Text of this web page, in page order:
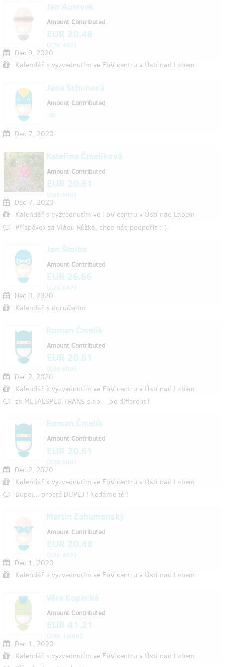
Jan Auervek
Dec 9, 2020
Kalendář s vyzvednutím ve FbV centru v Ústí nad Labem
Amount Contributed
EUR 20.48
(CZK 497)
Jana Schönová
Dec 7, 2020
Amount Contributed
Kateřina Čmelíková
Dec 7, 2020
Kalendář s vyzvednutím ve FbV centru v Ústí nad Labem
Příspěvek za Vláďu Růžka, chce nás podpořit :-)
Amount Contributed
EUR 20.61
(CZK 500)
Jan Štolba
Dec 3, 2020
Kalendář s doručením
Amount Contributed
EUR 26.66
(CZK 647)
Roman Čmelík
Dec 2, 2020
Kalendář s vyzvednutím ve FbV centru v Ústí nad Labem
za METALSPED TRANS s.r.o. - be different !
Amount Contributed
EUR 20.61
(CZK 500)
Roman Čmelík
Dec 2, 2020
Kalendář s vyzvednutím ve FbV centru v Ústí nad Labem
Dupej....prostě DUPEJ ! Nedáme tě !
Amount Contributed
EUR 20.61
(CZK 500)
Martin Zahumenský
Dec 1, 2020
Kalendář s vyzvednutím ve FbV centru v Ústí nad Labem
Amount Contributed
EUR 20.48
(CZK 497)
Věra Kopecká
Dec 1, 2020
Kalendář s vyzvednutím ve FbV centru v Ústí nad Labem
Amount Contributed
EUR 41.21
(CZK 1,000)